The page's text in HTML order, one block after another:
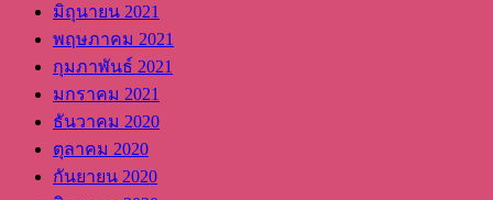
มิถุนายน 2021
พฤษภาคม 2021
กุมภาพันธ์ 2021
มกราคม 2021
ธันวาคม 2020
ตุลาคม 2020
กันยายน 2020